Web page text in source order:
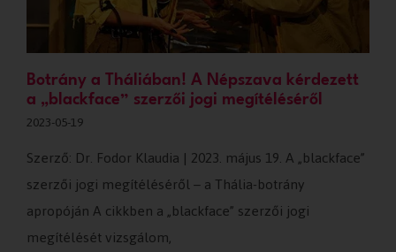
Botrány a Tháliában! A Népszava kérdezett
a „blackface” szerzői jogi megítéléséről
2023-05-19
Szerző: Dr. Fodor Klaudia | 2023. május 19. A „blackface”
szerzői jogi megítéléséről – a Thália-botrány
apropóján A cikkben a „blackface” szerzői jogi
megítélését vizsgálom,